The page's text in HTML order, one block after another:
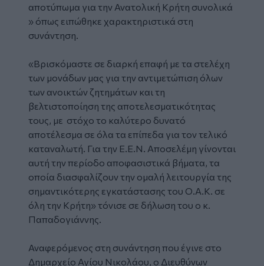
αποτύπωμα για την Ανατολική Κρήτη συνολικά
» όπως ειπώθηκε χαρακτηριστικά στη
συνάντηση.
«Βρισκόμαστε σε διαρκή επαφή με τα στελέχη
των μονάδων μας για την αντιμετώπιση όλων
των ανοικτών ζητημάτων και τη
βελτιστοποίηση της αποτελεσματικότητας
τους, με στόχο το καλύτερο δυνατό
αποτέλεσμα σε όλα τα επίπεδα για τον τελικό
καταναλωτή. Για την Ε.Ε.Ν. Αποσελέμη γίνονται
αυτή την περίοδο αποφασιστικά βήματα, τα
οποία διασφαλίζουν την ομαλή λειτουργία της
σημαντικότερης εγκατάστασης του Ο.Α.Κ. σε
όλη την Κρήτη» τόνισε σε δήλωση του ο κ.
Παπαδογιάννης.
Αναφερόμενος στη συνάντηση που έγινε στο
Δημαρχείο Αγίου Νικολάου, ο Διευθύνων